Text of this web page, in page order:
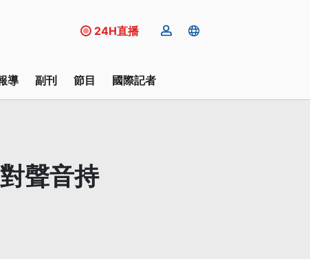
24H直播
導 副刊 節目 國際記者
聲音持